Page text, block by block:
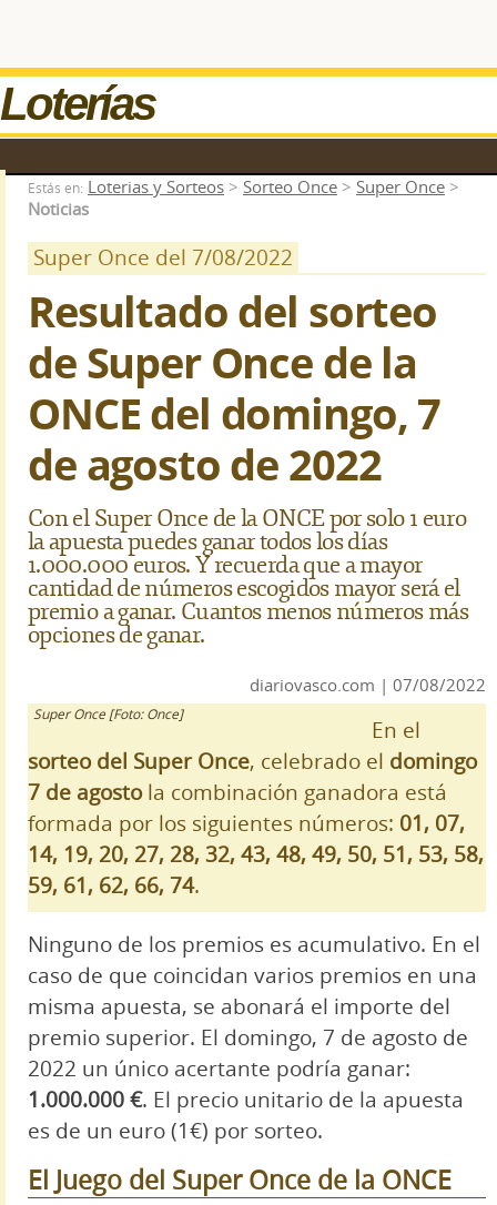
Loterías
Estás en: Loterias y Sorteos > Sorteo Once > Super Once >
Noticias
Super Once del 7/08/2022
Resultado del sorteo
de Super Once de la
ONCE del domingo, 7
de agosto de 2022
Con el Super Once de la ONCE por solo 1 euro
la apuesta puedes ganar todos los días
1.000.000 euros. Y recuerda que a mayor
cantidad de números escogidos mayor será el
premio a ganar. Cuantos menos números más
opciones de ganar.
diariovasco.com | 07/08/2022
Super Once [Foto: Once]
En el
sorteo del Super Once, celebrado el domingo
7 de agostola combinación ganadora está
formada por los siguientes números: 01, 07,
14, 19, 20, 27, 28, 32, 43, 48, 49, 50, 51, 53, 58,
59, 61, 62, 66, 74.
Ninguno de los premios es acumulativo. En el
caso de que coincidan varios premios en una
misma apuesta, se abonará el importe del
premio superior. El domingo, 7 de agosto de
2022 un único acertante podría ganar:
1.000.000 €. El precio unitario de la apuesta
es de un euro (1€) por sorteo.
El Juego del Super Once de la ONCE